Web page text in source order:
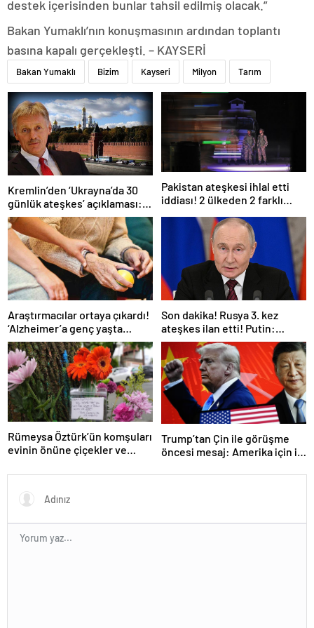
destek içerisinden bunlar tahsil edilmiş olacak.”
Bakan Yumaklı’nın konuşmasının ardından toplantı
basına kapalı gerçekleşti. – KAYSERİ
Bakan Yumaklı Bizim Kayseri Milyon Tarım
Kremlin’den ‘Ukrayna’da 30
günlük ateşkes’ açıklaması:
Bunu iyice düşünmeliyiz
Pakistan ateşkesi ihlal etti
iddiası! 2 ülkeden 2 farklı
Araştırmacılar ortaya çıkardı!
‘Alzheimer’a genç yaşta
yakalanabilirsiniz’
Son dakika! Rusya 3. kez
ateşkes ilan etti! Putin:
Erdoğan ile görüşme
gerçekleştireceğiz
Rümeysa Öztürk’ün komşuları
evinin önüne çiçekler ve
Trump’tan Çin ile görüşme
öncesi mesaj: Amerika için iyi